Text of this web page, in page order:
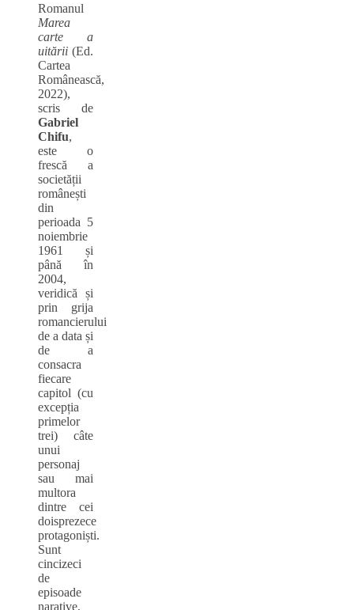
Romanul
Marea
carte a
uitării (Ed.
Cartea
Românească,
2022),
scris de
Gabriel
Chifu,
este o
frescă a
societății
românești
din
perioada 5
noiembrie
1961 și
până în
2004,
veridică și
prin grija
romancierului
de a data și
de a
consacra
fiecare
capitol (cu
excepția
primelor
trei) câte
unui
personaj
sau mai
multora
dintre cei
doisprezece
protagoniști.
Sunt
cincizeci
de
episoade
narative,